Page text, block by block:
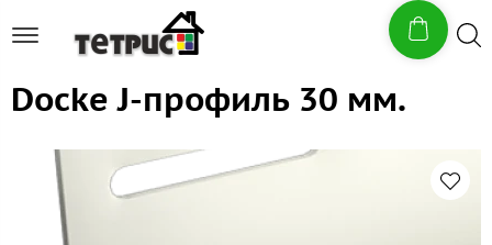
Docke J-профиль 30 мм.